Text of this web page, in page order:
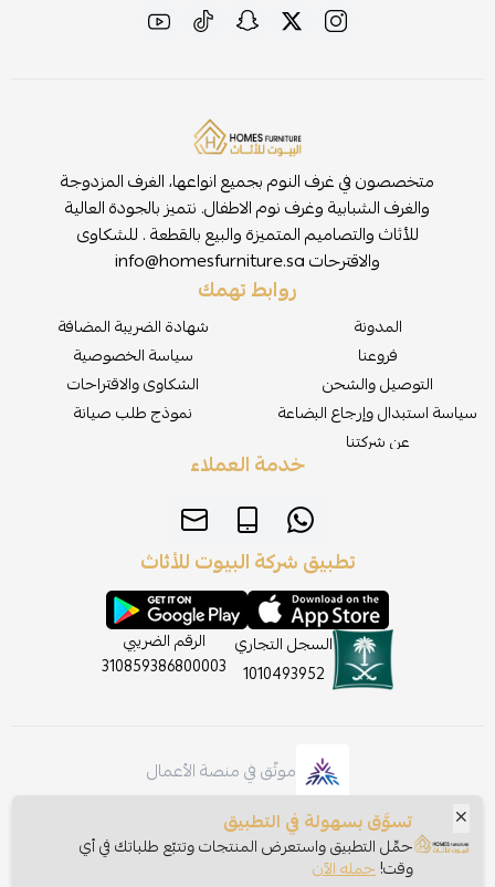
متخصصون في غرف النوم بجميع انواعها، الغرف المزدوجة
والغرف الشبابية وغرف نوم الاطفال. نتميز بالجودة العالية
للأثاث والتصاميم المتميزة والبيع بالقطعة . للشكاوى
والاقترحاتinfo@homesfurniture.sa
روابط تهمك
المدونة
فروعنا
التوصيل والشحن
سياسة استبدال وإرجاع البضاعة
عن شركتنا
شهادة الضريبة المضافة
سياسة الخصوصية
الشكاوى والاقتراحات
نموذج طلب صيانة
خدمة العملاء
تطبيق شركة البيوت للأثاث
السجل التجاري
1010493952
الرقم الضريبي
310859386800003
موثّق في منصة الأعمال
الحقوق محفوظة | 2026
تسوَّق بسهولة في التطبيق
حمِّل التطبيق واستعرض المنتجات وتتبّع طلباتك في أي
وقت!حمله الآن